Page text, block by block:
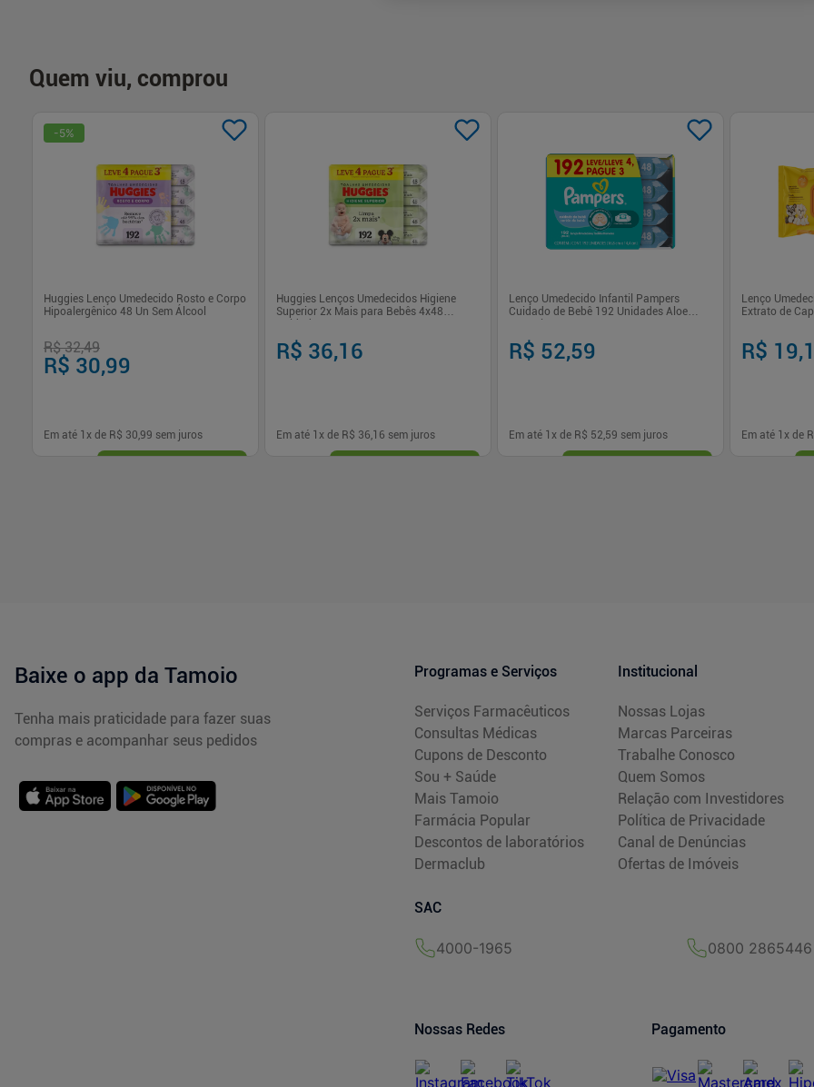
Quem viu, comprou
-5%
Huggies Lenço Umedecido Rosto e Corpo
Hipoalergênico 48 Un Sem Álcool
R$ 32,49
R$ 30,99
Em até 1 x de R$ 30,99 sem juros
Huggies Lenços Umedecidos Higiene
Superior 2x Mais para Bebês 4x48
R$ 36,16
Em até 1 x de R$ 36,16 sem juros
Lenço Umedecido Infantil Pampers
Cuidado de Bebê 192 Unidades Aloe
R$ 52,59
Em até 1 x de R$ 52,59 sem juros
Lenço
Extrato de
R$
Em até 1 x de
Baixe o app da Tamoio
Tenha mais praticidade para fazer suas
compras e acompanhar seus pedidos
Programas e Serviços
Serviços Farmacêuticos
Consultas Médicas
Cupons de Desconto
Sou + Saúde
Mais Tamoio
Farmácia Popular
Descontos de laboratórios
Dermaclub
Institucional
Nossas Lojas
Marcas Parceiras
Trabalhe Conosco
Quem Somos
Relação com Investidores
Política de Privacidade
Canal de Denúncias
Ofertas de Imóveis
SAC
4000-1965 0800 2865446
Nossas Redes Pagamento